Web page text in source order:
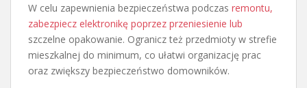
W celu zapewnienia bezpieczeństwa podczas remontu,
zabezpiecz elektronikę poprzez przeniesienie lub
szczelne opakowanie. Ogranicz też przedmioty w strefie
mieszkalnej do minimum, co ułatwi organizację prac
oraz zwiększy bezpieczeństwo domowników.